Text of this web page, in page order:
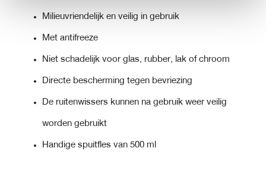
Milieuvriendelijk en veilig in gebruik
Met antifreeze
Niet schadelijk voor glas, rubber, lak of chroom
Directe bescherming tegen bevriezing
De ruitenwissers kunnen na gebruik weer veilig
worden gebruikt
Handige spuitfles van 500 ml